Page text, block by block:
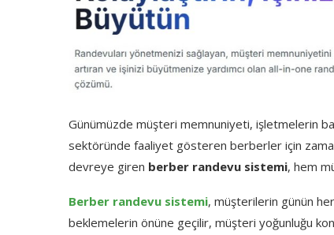
Günümüzde müşteri memnuniyeti, işletmelerin
sektöründe faaliyet gösteren berberler için
devreye giren berber randevu sistemi, hem
Berber randevu sistemi, müşterilerin günün her
beklemelerin önüne geçilir, müşteri yoğunluğu